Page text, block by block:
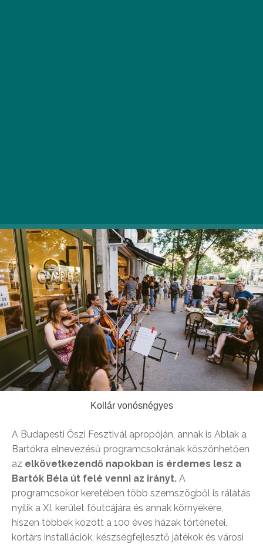
Kollár vonósnégyes
A Budapesti Őszi Fesztivál apropóján, annak is Ablak a
Bartókra elnevezésű programcsokrának köszönhetően
az elkövetkezendő napokban is érdemes lesz a
Bartók Béla út felé venni az irányt. A
programcsokor keretében több szemszögből is rálátás
nyílik a XI. kerület főutcájára és annak környékére,
hiszen többek között a 100 éves házak történetei,
kortárs installációk, készségfejlesztő játékok és városi